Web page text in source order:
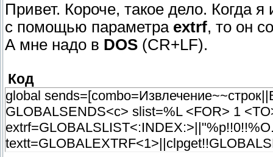
Привет. Короче, такое дело. Когда
с помощью параметра extrf, то он
А мне надо в DOS (CR+LF).
Код
global
GLOBALSENDS<c> slist=%L <FOR> 1